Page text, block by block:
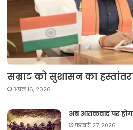
सम्राट को सुशासन का
अप्रैल 16, 2026
अब आतंकवाद पर होगा
फ़रवरी 27, 2026